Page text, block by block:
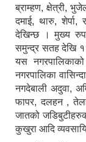
ब्राम्हण, क्षेत्री,
दमाई, थारु,
देखिन्छ । मुख्य
समुन्द्र सतह देखि
यस
नगरपालिका
नगदेबाली अदुवा,
फापर, दलहन ,
जातको
कुखुरा आदि